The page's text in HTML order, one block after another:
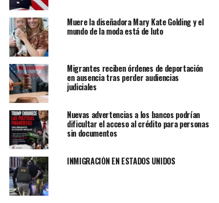
asegura que la empresa está trabajando para apoyar a
esas personas y ofrecerles
indemnizaciones, unseguro
médico de transición y apoyo externopara encontrar
otro trabajo.
Muere la diseñadora Mary Kate Golding y el
mundo de la moda está de luto
Migrantes reciben órdenes de deportación
en ausencia tras perder audiencias
judiciales
Nuevas advertencias a los bancos podrían
dificultar el acceso al crédito para personas
sin documentos
INMIGRACIÓN EN ESTADOS UNIDOS